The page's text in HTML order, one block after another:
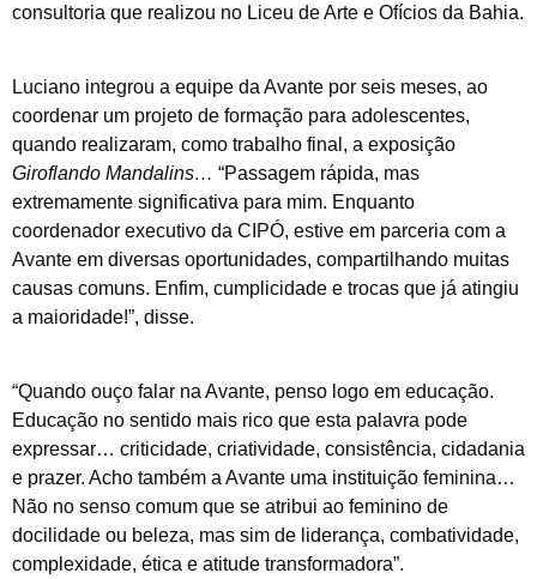
consultoria que realizou no Liceu de Arte e Ofícios da Bahia.
Luciano integrou a equipe da Avante por seis meses, ao
coordenar um projeto de formação para adolescentes,
quando realizaram, como trabalho final, a exposição
Giroflando Mandalins… “Passagem rápida, mas
extremamente significativa para mim. Enquanto
coordenador executivo da CIPÓ, estive em parceria com a
Avante em diversas oportunidades, compartilhando muitas
causas comuns. Enfim, cumplicidade e trocas que já atingiu
a maioridade!”, disse.
“Quando ouço falar na Avante, penso logo em educação.
Educação no sentido mais rico que esta palavra pode
expressar… criticidade, criatividade, consistência, cidadania
e prazer. Acho também a Avante uma instituição feminina…
Não no senso comum que se atribui ao feminino de
docilidade ou beleza, mas sim de liderança, combatividade,
complexidade, ética e atitude transformadora”.